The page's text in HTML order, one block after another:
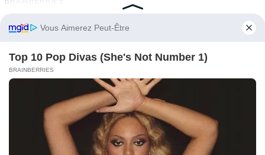
You may also like
INTERESTING
28
Les deux frères avaient attaché leur propre sœur à un arbre,
déterminés à lui infliger une terrible punition
Les deux frères avaient attaché leur propre sœur à un arbre,